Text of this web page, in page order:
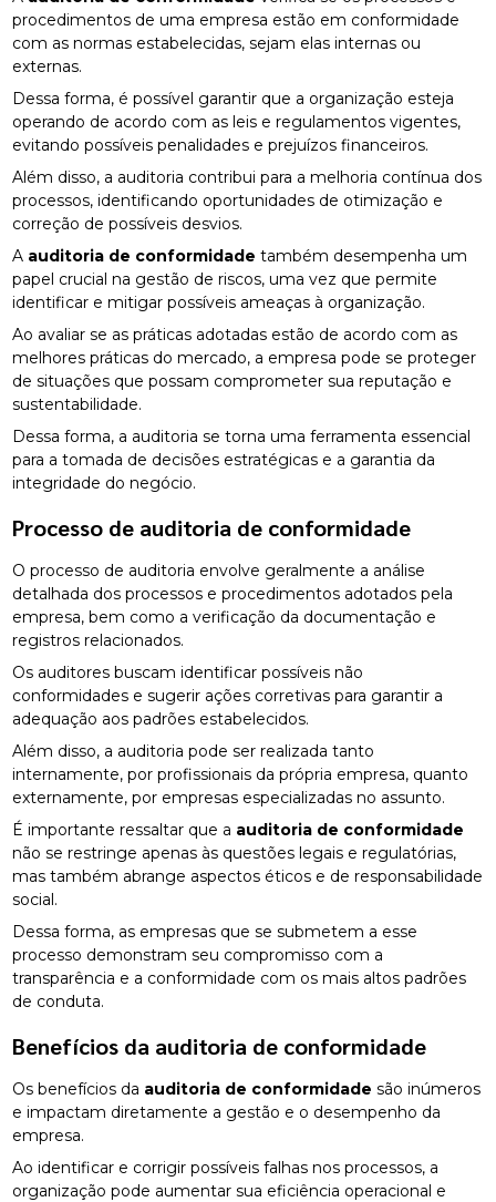
procedimentos de uma empresa estão em conformidade
com as normas estabelecidas, sejam elas internas ou
externas.
Dessa forma, é possível garantir que a organização esteja
operando de acordo com as leis e regulamentos vigentes,
evitando possíveis penalidades e prejuízos financeiros.
Além disso, a auditoria contribui para a melhoria contínua dos
processos, identificando oportunidades de otimização e
correção de possíveis desvios.
A auditoria de conformidade também desempenha um
papel crucial na gestão de riscos, uma vez que permite
identificar e mitigar possíveis ameaças à organização.
Ao avaliar se as práticas adotadas estão de acordo com as
melhores práticas do mercado, a empresa pode se proteger
de situações que possam comprometer sua reputação e
sustentabilidade.
Dessa forma, a auditoria se torna uma ferramenta essencial
para a tomada de decisões estratégicas e a garantia da
integridade do negócio.
Processo de auditoria de conformidade
O processo de auditoria envolve geralmente a análise
detalhada dos processos e procedimentos adotados pela
empresa, bem como a verificação da documentação e
registros relacionados.
Os auditores buscam identificar possíveis não
conformidades e sugerir ações corretivas para garantir a
adequação aos padrões estabelecidos.
Além disso, a auditoria pode ser realizada tanto
internamente, por profissionais da própria empresa, quanto
externamente, por empresas especializadas no assunto.
É importante ressaltar que a auditoria de conformidade
não se restringe apenas às questões legais e regulatórias,
mas também abrange aspectos éticos e de responsabilidade
social.
Dessa forma, as empresas que se submetem a esse
processo demonstram seu compromisso com a
transparência e a conformidade com os mais altos padrões
de conduta.
Benefícios da auditoria de conformidade
Os benefícios da auditoria de conformidade são inúmeros
e impactam diretamente a gestão e o desempenho da
empresa.
Ao identificar e corrigir possíveis falhas nos processos, a
organização pode aumentar sua eficiência operacional e